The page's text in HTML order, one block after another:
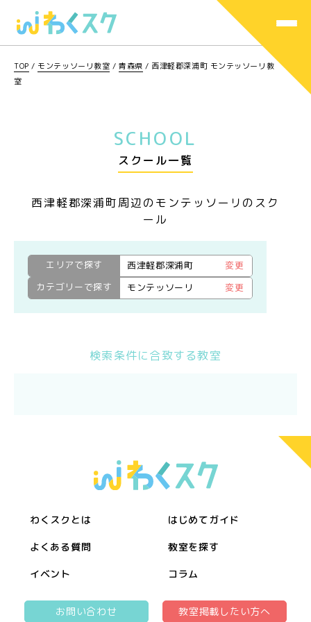
TOP / モンテッソーリ教室 / 青森県 / 西津軽郡深浦町 モンテッソーリ教
室
SCHOOL
スクール一覧
西津軽郡深浦町周辺のモンテッソーリのスク
ール
エリアで探す 西津軽郡深浦町
変更
カテゴリーで探す
モンテッソーリ 変更
検索条件に合致する教室
わくスクとは はじめてガイド
よくある質問 教室を探す
イベント コラム
お問い合わせ 教室掲載したい方へ